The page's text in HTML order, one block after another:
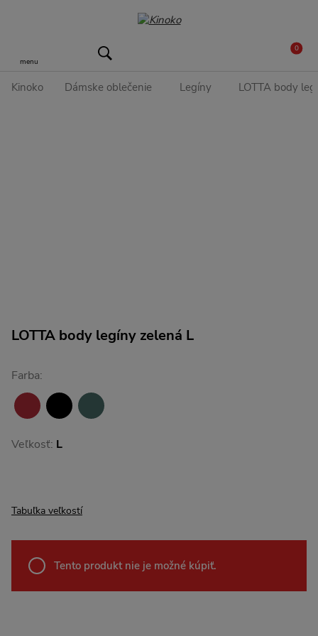
menu
0
Kinoko Dámske oblečenie Legíny LOTTA body
LOTTA body legíny zelená L
Farba:
Veľkosť: L
Tabuľka veľkostí
Tento produkt nie je možné kúpiť.